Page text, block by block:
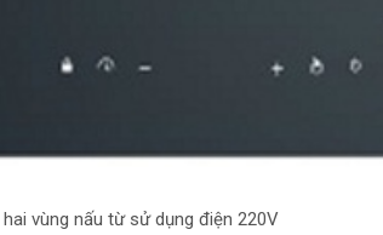
vùng nấu từ sử dụng điện 220V